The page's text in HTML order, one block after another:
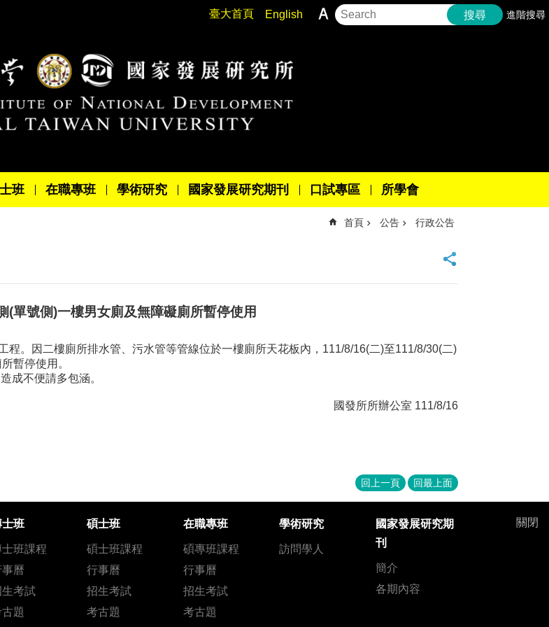
臺大首頁 English 搜尋 進階搜尋
班 在職專班 學術研究 國家發展研究期刊 口試專區 所學會
首頁 公告 行政公告
(單號側)一樓男女廁及無障礙廁所暫停使用
程。因二樓廁所排水管、污水管等管線位於一樓廁所天花板內，111/8/16(二)至111/8/30(二)
暫停使用。
成不便請多包涵。
國發所所辦公室 111/8/16
回上一頁 回最上面
關閉
士班
士班課程
曆
生考試
題
碩士班
碩士班課程
行事曆
招生考試
考古題
在職專班
碩專班課程
行事曆
招生考試
考古題
學術研究
訪問學人
國家發展研究期
刊
簡介
各期內容